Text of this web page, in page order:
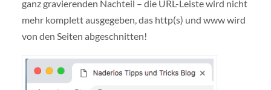
ganz gravierenden Nachteil – die URL-Leiste wird nicht
mehr komplett ausgegeben, das http(s) und www wird
von den Seiten abgeschnitten!